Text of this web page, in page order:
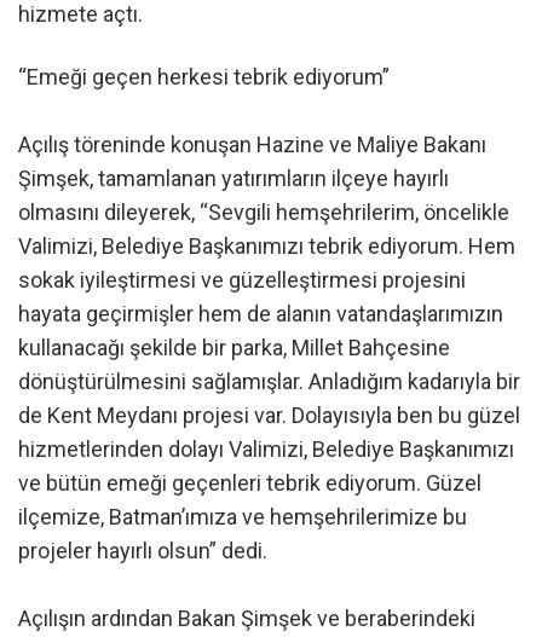
hizmete açtı.
“Emeği geçen herkesi tebrik ediyorum”
Açılış töreninde konuşan Hazine ve Maliye Bakanı
Şimşek, tamamlanan yatırımların ilçeye hayırlı
olmasını dileyerek, “Sevgili hemşehrilerim, öncelikle
Valimizi, Belediye Başkanımızı tebrik ediyorum. Hem
sokak iyileştirmesi ve güzelleştirmesi projesini
hayata geçirmişler hem de alanın vatandaşlarımızın
kullanacağı şekilde bir parka, Millet Bahçesine
dönüştürülmesini sağlamışlar. Anladığım kadarıyla bir
de Kent Meydanı projesi var. Dolayısıyla ben bu güzel
hizmetlerinden dolayı Valimizi, Belediye Başkanımızı
ve bütün emeği geçenleri tebrik ediyorum. Güzel
ilçemize, Batman’ımıza ve hemşehrilerimize bu
projeler hayırlı olsun” dedi.
Açılışın ardından Bakan Şimşek ve beraberindeki